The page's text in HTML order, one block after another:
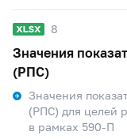
8
Значения
(РПС)
Значения
(РПС) для целей
в рамках 590-П